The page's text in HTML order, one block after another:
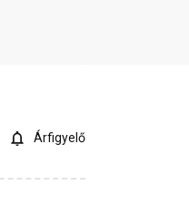
Árfigyelő